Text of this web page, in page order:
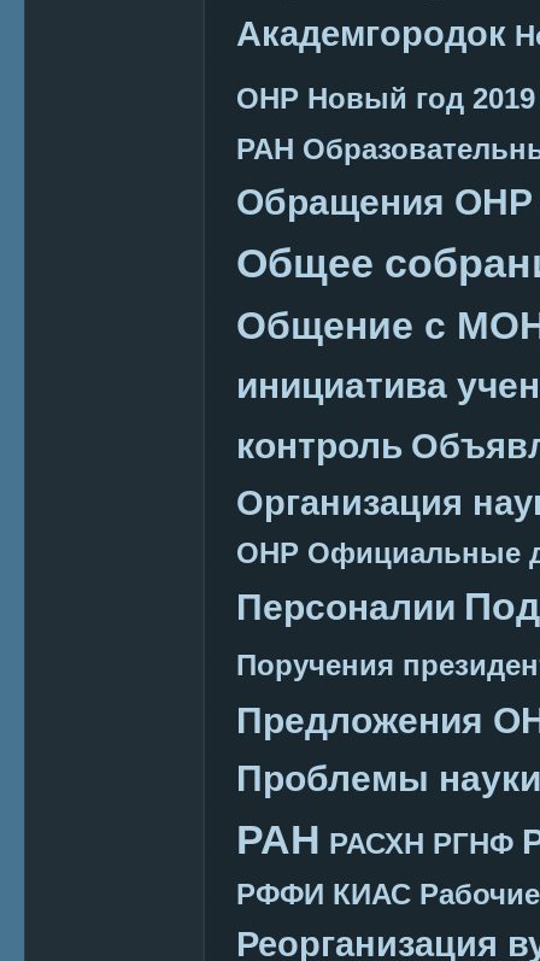
Академгородок
ОНР Новый год 2019
РАН
Обращения ОНР
Общее
Общение с
инициатива
контроль
Организация
ОНР Официальные
Персоналии
Поручения
Предложения
Проблемы науки
РАН РАСХН РГНФ
РФФИ КИАС
Реорганизация